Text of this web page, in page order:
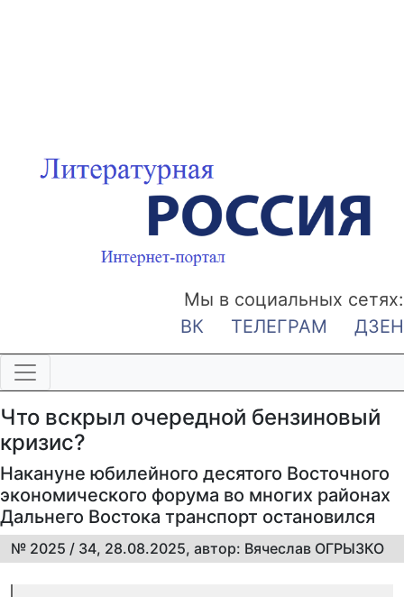
Мы в социальных сетях:
ВК
ТЕЛЕГРАМ ДЗЕН
Что вскрыл очередной бензиновый
кризис?
Накануне юбилейного десятого Восточного
экономического форума во многих районах
Дальнего Востока транспорт остановился
№ 2025 / 34, 28.08.2025, автор: Вячеслав ОГРЫЗКО